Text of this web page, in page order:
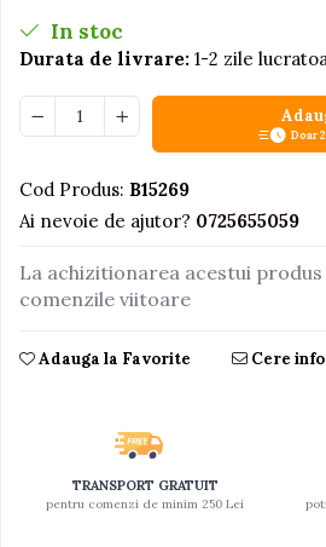
Covorase de dans
Creative
De plus
Electrocasnice si bucatarii
Jocuri de indemanare
Jucarii educative din lemn
Muzica si instrumente
Saltelute si centre de activitati
In stoc
Durata de livrare: 1-2 zile
Doar
Cod Produs: B15269
Ai nevoie de ajutor? 0725655059
La achizitionarea acestui
comenzile viitoare
Adauga la Favorite Cere
TRANSPORT GRATUIT
pentru comenzi de minim 250 Lei